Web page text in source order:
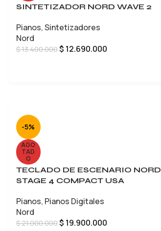
SINTETIZADOR NORD WAVE 2
Pianos,Sintetizadores
Nord
$13.400.000$ 12.690.000
-5%
AGO
TAD
O
TECLADO DE ESCENARIO NORD
STAGE 4 COMPACT USA
Pianos, Pianos Digitales
Nord
$21.000.000$ 19.900.000